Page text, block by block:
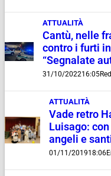
ATTUALITÀ
Cantù, nelle
contro i furti
“Segnalate
31/10/202216:05
ATTUALITÀ
Vade retro
Luisago:
angeli e
01/11/201918:06